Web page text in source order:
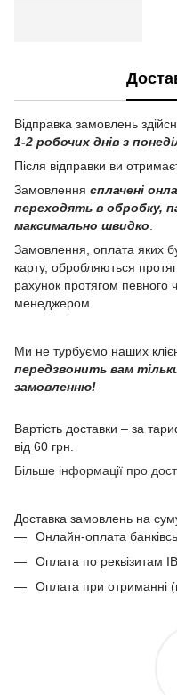
Відправка замовлень
1-2 робочих днів з
Після відправки ви
Замовлення сплачені
переходять в обробку,
максимально швидко
Замовлення, оплата яких
карту, обробляються
рахунок протягом певного
менеджером.
Ми не турбуємо наших
передзвонить вам
замовленню!
Вартість доставки – за
від 60 грн.
Більше інформації про
Доставка замовлень на
Онлайн-оплата
Оплата по реквізитам
Оплата при отриманні